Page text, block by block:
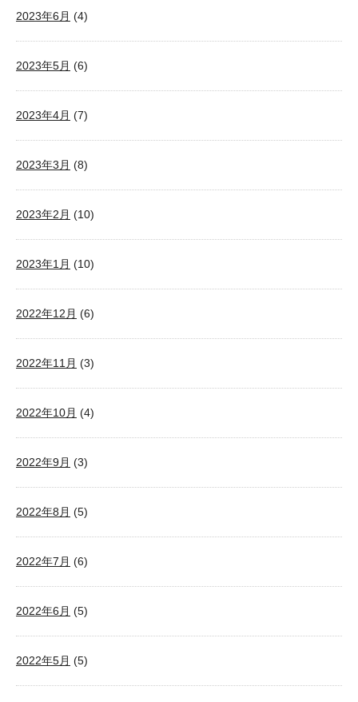
2023年6月 (4)
2023年5月 (6)
2023年4月 (7)
2023年3月 (8)
2023年2月 (10)
2023年1月 (10)
2022年12月 (6)
2022年11月 (3)
2022年10月 (4)
2022年9月 (3)
2022年8月 (5)
2022年7月 (6)
2022年6月 (5)
2022年5月 (5)